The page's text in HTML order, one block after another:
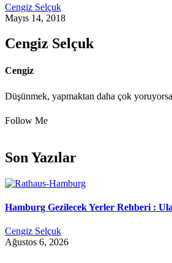
Cengiz Selçuk
Mayıs 14, 2018
Cengiz Selçuk
Cengiz
Düşünmek, yapmaktan daha çok
Follow Me
Son Yazılar
Hamburg Gezilecek Yerler Rehberi :
Cengiz Selçuk
Ağustos 6, 2026